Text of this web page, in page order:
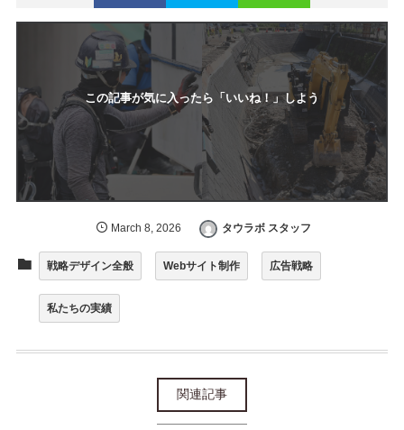
この記事が気に入ったら「いいね！」しよう
March 8, 2026 タウラボ スタッフ
戦略デザイン全般 Webサイト制作 広告戦略
私たちの実績
関連記事